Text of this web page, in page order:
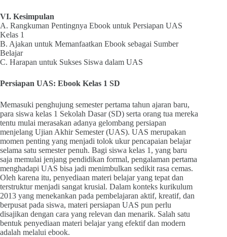
VI. Kesimpulan
A. Rangkuman Pentingnya Ebook untuk Persiapan UAS
Kelas 1
B. Ajakan untuk Memanfaatkan Ebook sebagai Sumber
Belajar
C. Harapan untuk Sukses Siswa dalam UAS
Persiapan UAS: Ebook Kelas 1 SD
Memasuki penghujung semester pertama tahun ajaran baru,
para siswa kelas 1 Sekolah Dasar (SD) serta orang tua mereka
tentu mulai merasakan adanya gelombang persiapan
menjelang Ujian Akhir Semester (UAS). UAS merupakan
momen penting yang menjadi tolok ukur pencapaian belajar
selama satu semester penuh. Bagi siswa kelas 1, yang baru
saja memulai jenjang pendidikan formal, pengalaman pertama
menghadapi UAS bisa jadi menimbulkan sedikit rasa cemas.
Oleh karena itu, penyediaan materi belajar yang tepat dan
terstruktur menjadi sangat krusial. Dalam konteks kurikulum
2013 yang menekankan pada pembelajaran aktif, kreatif, dan
berpusat pada siswa, materi persiapan UAS pun perlu
disajikan dengan cara yang relevan dan menarik. Salah satu
bentuk penyediaan materi belajar yang efektif dan modern
adalah melalui ebook.